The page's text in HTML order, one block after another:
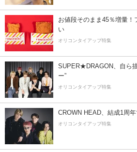
お値段そのまま45％増量
い
オリコンタイアップ特集
SUPER★DRAGON、自ら
ー”
オリコンタイアップ特集
CROWN HEAD、結成1周
オリコンタイアップ特集